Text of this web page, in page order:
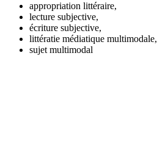
appropriation littéraire,
lecture subjective,
écriture subjective,
littératie médiatique multimodale,
sujet multimodal